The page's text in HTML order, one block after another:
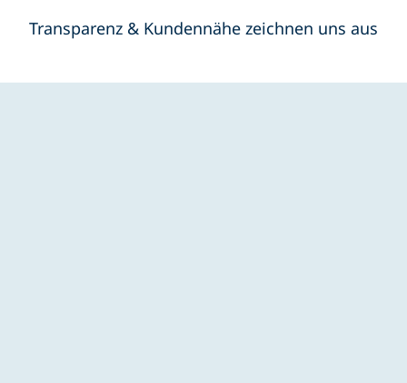
Transparenz & Kundennähe zeichnen uns aus